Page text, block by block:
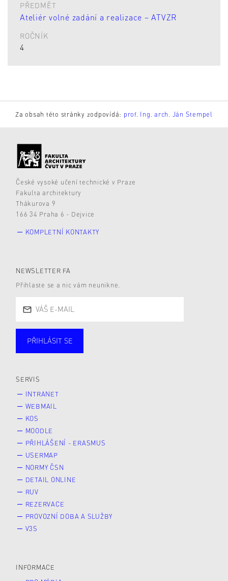
PŘEDMĚT
Ateliér volné zadání a realizace – ATVZR
ROČNÍK
4
Za obsah této stránky zodpovídá: prof. Ing. arch. Ján Stempel
České vysoké učení technické v Praze
Fakulta architektury
Thákurova 9
166 34 Praha 6 - Dejvice
KOMPLETNÍ KONTAKTY
NEWSLETTER FA
Přihlaste se a nic vám neunikne.
PŘIHLÁSIT SE
SERVIS
INTRANET
WEBMAIL
KOS
MOODLE
PŘIHLÁŠENÍ - ERASMUS
USERMAP
NORMY ČSN
DETAIL ONLINE
RUV
REZERVACE
PROVOZNÍ DOBA A SLUŽBY
V3S
INFORMACE